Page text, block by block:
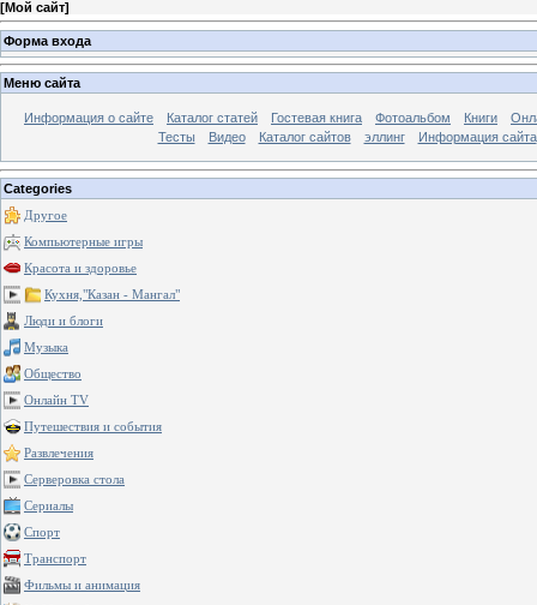
[Мой сайт]
Форма входа
Меню сайта
Информация о сайте Каталог статей Гостевая книга Фотоальбом Книги
Тесты
Видео Каталог сайтов эллинг Информация сайта
Categories
Другое
Компьютерные игры
Красота и здоровье
Кухня,"Казан - Мангал"
Люди и блоги
Музыка
Общество
Онлайн TV
Путешествия и события
Развлечения
Серверовка стола
Сериалы
Спорт
Транспорт
Фильмы и анимация